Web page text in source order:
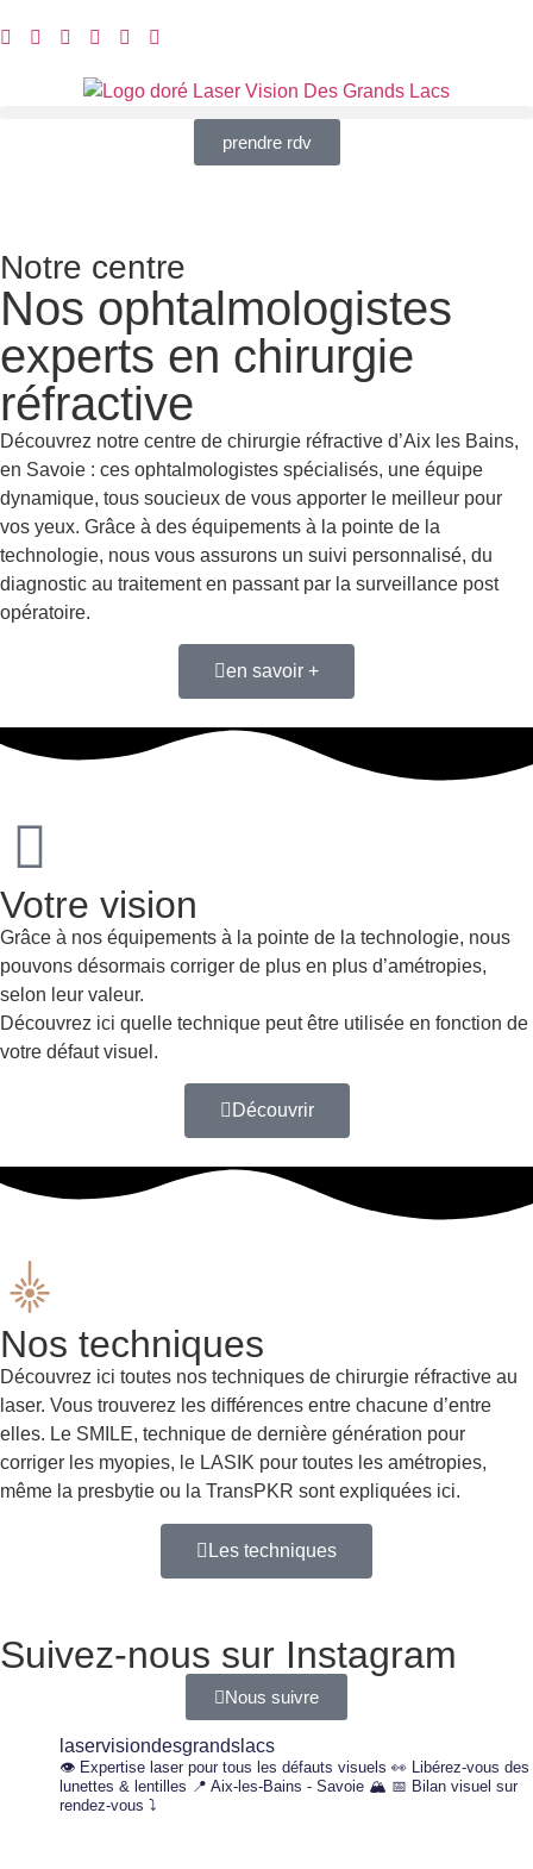
prendre rdv
Notre centre
Nos ophtalmologistes
experts en chirurgie
réfractive ​
Découvrez notre centre de chirurgie réfractive d’Aix les Bains,
en Savoie : ces ophtalmologistes spécialisés, une équipe
dynamique, tous soucieux de vous apporter le meilleur pour
vos yeux. Grâce à des équipements à la pointe de la
technologie, nous vous assurons un suivi personnalisé, du
diagnostic au traitement en passant par la surveillance post
opératoire.
en savoir +
Votre vision
Grâce à nos équipements à la pointe de la technologie, nous
pouvons désormais corriger de plus en plus d’amétropies,
selon leur valeur.
Découvrez ici quelle technique peut être utilisée en fonction de
votre défaut visuel.
Découvrir
Nos techniques ​
Découvrez ici toutes nos techniques de chirurgie réfractive au
laser. Vous trouverez les différences entre chacune d’entre
elles. Le SMILE, technique de dernière génération pour
corriger les myopies, le LASIK pour toutes les amétropies,
même la presbytie ou la TransPKR sont expliquées ici.
Les techniques
Suivez-nous sur Instagram
Nous suivre
laservisiondesgrandslacs
👁️ Expertise laser pour tous les défauts visuels 👀 Libérez-vous des
lunettes & lentilles 📍 Aix-les-Bains - Savoie 🏔️ 📅 Bilan visuel sur
rendez-vous ⤵️